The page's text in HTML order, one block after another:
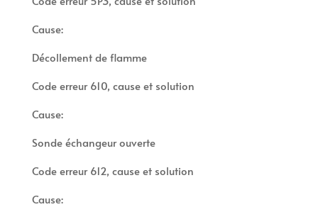
Cause:
Décollement de flamme
Code erreur 610, cause et solution
Cause:
Sonde échangeur ouverte
Code erreur 612, cause et solution
Cause: